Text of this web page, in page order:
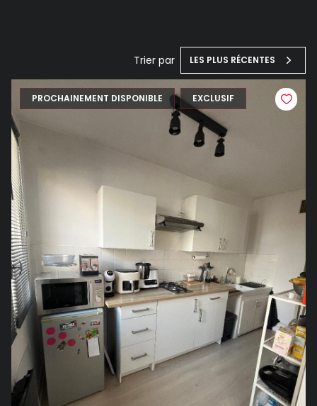
Trier par LES PLUS RÉCENTES
PROCHAINEMENT DISPONIBLE EXCLUSIF